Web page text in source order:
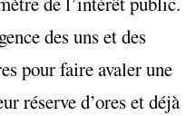
des uns et des
pour faire avaler une
réserve d’ores et déjà